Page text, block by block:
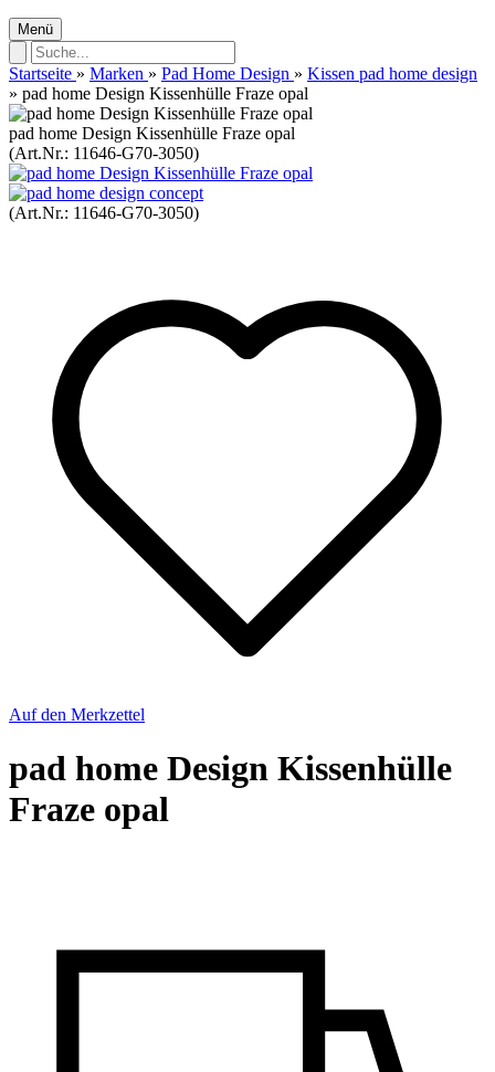
Menü
Startseite » Marken » Pad Home Design » Kissen pad home design
» pad home Design Kissenhülle Fraze opal
pad home Design Kissenhülle Fraze opal
(Art.Nr.: 11646-G70-3050)
(Art.Nr.: 11646-G70-3050)
Auf den Merkzettel
pad home Design Kissenhülle
Fraze opal